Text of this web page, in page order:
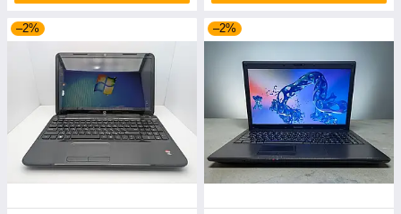
–2% –2%